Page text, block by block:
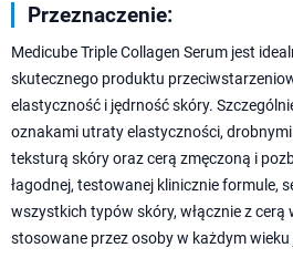
Przeznaczenie:
Medicube Triple Collagen Serum jest
skutecznego produktu
elastyczność i jędrność skóry.
oznakami utraty elastyczności,
teksturą skóry oraz cerą zmęczoną i
łagodnej, testowanej klinicznie formule,
wszystkich typów skóry, włącznie z cerą
stosowane przez osoby w każdym